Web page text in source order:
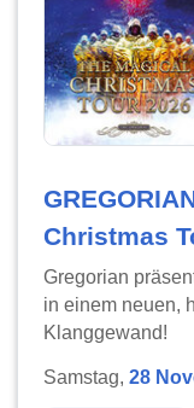
Christmas
Gregorian
in einem neuen,
Klanggewand!
Samstag, 28